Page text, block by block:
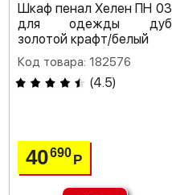
Шкаф пенал Хелен ПН 03
для одежды дуб
золотой крафт/белый
Код товара: 182576
(4.5)
40690Р